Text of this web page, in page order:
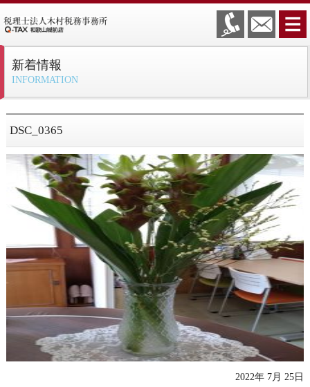
新着情報
INFORMATION
DSC_0365
2022年 7月 25日